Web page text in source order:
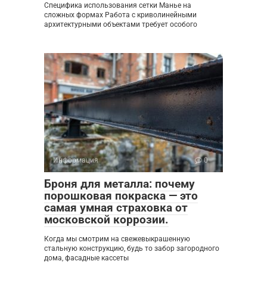
Специфика использования сетки Манье на
сложных формах Работа с криволинейными
архитектурными объектами требует особого
Информация 0
Броня для металла: почему
порошковая покраска — это
самая умная страховка от
московской коррозии.
Когда мы смотрим на свежевыкрашенную
стальную конструкцию, будь то забор загородного
дома, фасадные кассеты